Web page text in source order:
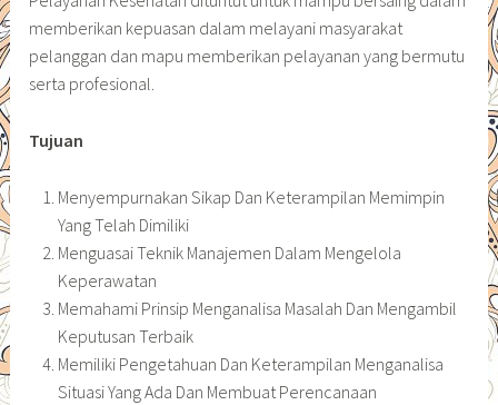
memberikan kepuasan dalam melayani masyarakat
pelanggan dan mapu memberikan pelayanan yang bermutu
serta profesional.
Tujuan
Menyempurnakan Sikap Dan Keterampilan Memimpin
Yang Telah Dimiliki
Menguasai Teknik Manajemen Dalam Mengelola
Keperawatan
Memahami Prinsip Menganalisa Masalah Dan Mengambil
Keputusan Terbaik
Memiliki Pengetahuan Dan Keterampilan Menganalisa
Situasi Yang Ada Dan Membuat Perencanaan